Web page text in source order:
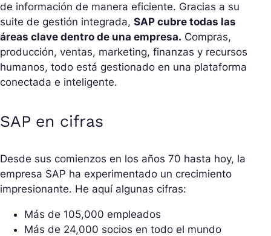
de información de manera eficiente. Gracias a su
suite de gestión integrada, SAP cubre todas las
áreas clave dentro de una empresa. Compras,
producción, ventas, marketing, finanzas y recursos
humanos, todo está gestionado en una plataforma
conectada e inteligente.
SAP en cifras
Desde sus comienzos en los años 70 hasta hoy, la
empresa SAP ha experimentado un crecimiento
impresionante. He aquí algunas cifras:
Más de 105,000 empleados
Más de 24,000 socios en todo el mundo